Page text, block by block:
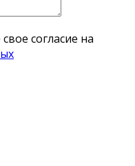
согласие на